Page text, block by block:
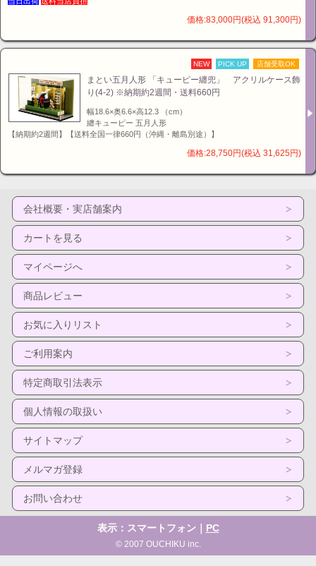
価格:83,000円(税込 91,300円)
NEW PICK UP 店舗受取OK
まとい五月人形 「キューピー纏兜」 アクリルケース飾
り(4-2) ※納期約2週間・送料660円
幅18.6×奥6.6×高12.3 （cm）
纏キューピー 五月人形
【納期約2週間】【送料全国一律660円（沖縄・離島別途）】
価格:28,750円(税込 31,625円)
会社概要・実店舗案内
カートを見る
マイページへ
商品レビュー
お気に入りリスト
ご利用案内
特定商取引法表示
個人情報の取扱い
サイトマップ
メルマガ登録
お問い合わせ
表示：スマートフォン｜ PC
© 2007 OUCHIKU inc.